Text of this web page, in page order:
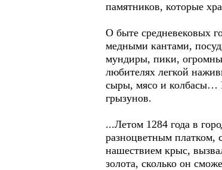
памятников, которые
О быте средневековых
медными кантами,
мундиры, пики,
любителях легкой
сыры, мясо и колбасы…
грызунов.
...Летом 1284 года в
разноцветным платком,
нашествием крыс,
золота, сколько он